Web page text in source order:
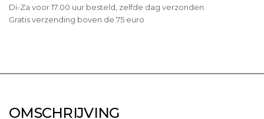
Di-Za voor 17:00 uur besteld, zelfde dag verzonden.
Gratis verzending boven de 75 euro
OMSCHRIJVING